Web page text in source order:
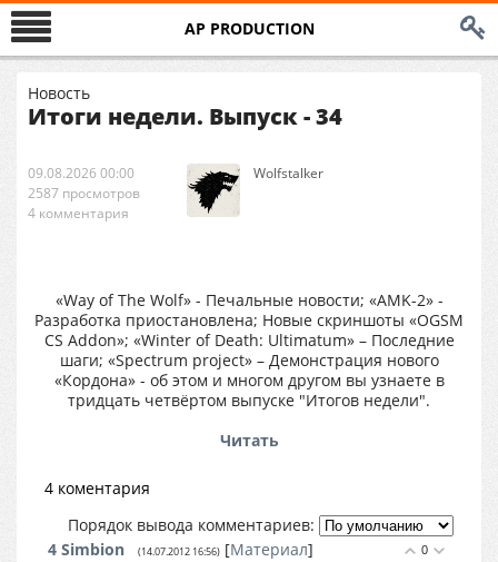
AP PRODUCTION
Новость
Итоги недели. Выпуск - 34
09.08.2026 00:00
2587 просмотров
4 комментария
Wolfstalker
«Way of The Wolf» - Печальные новости; «AMK-2» -
Разработка приостановлена; Новые скриншоты «OGSM
CS Addon»; «Winter of Death: Ultimatum» – Последние
шаги; «Spectrum project» – Демонстрация нового
«Кордона» - об этом и многом другом вы узнаете в
тридцать четвёртом выпуске "Итогов недели".
Читать
4 коментария
Порядок вывода комментариев:
0
4 Simbion (14.07.2012 16:56) [Материал]